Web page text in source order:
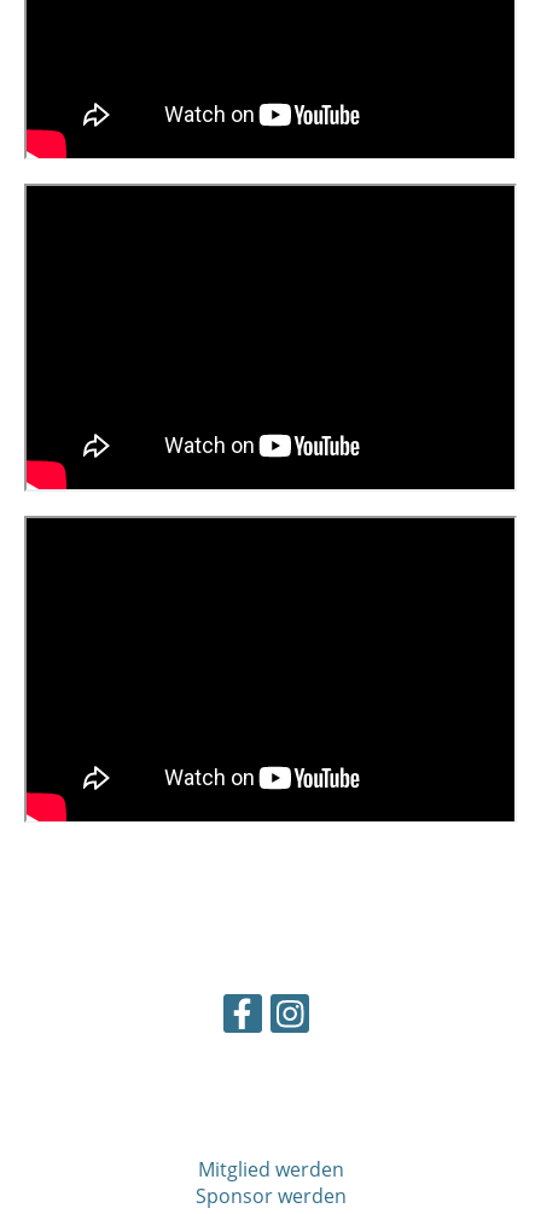
Mitglied werden
Sponsor werden